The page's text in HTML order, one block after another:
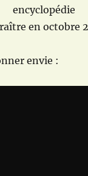
en octobre
envie :